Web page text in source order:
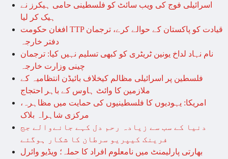
اسرائیلی فوج کی ویب سائٹ کو فلسطینی حامی ہیکرز نے
ہیک کر لیا
افغان حکومت TTP قیادت کو پاکستان کے حوالے کرے، ترجمان
دفتر خارجہ
نام نہاد لداخ یونین ٹریٹری کو کبھی تسلیم نہیں کیا: ترجمان
چینی وزارت خارجہ
فلسطین پر اسرائیلی مظالم کیخلاف بائیڈن انتظامیہ کے
ملازمین کا وائٹ ہاوس کے باہر احتجاج
امریکا: یہودیوں کا فلسطینیوں کی حمایت میں مظاہرہ،
مرکزی شاہراہ بلاک
دنیا کے سب سے زیادہ رحم دل کہے جانےوالے جج
فرینک کیپریو سرطان کا شکار ہوگئے
بھارتی پارلیمنٹ میں نامعلوم افراد کا حملہ؛ ویڈیو وائرل